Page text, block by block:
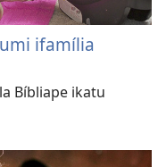
ifamília
Bíbliape ikatu